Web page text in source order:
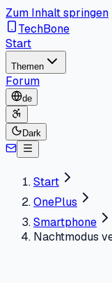
Zum Inhalt springen
TechBone
Start
Themen
Forum
de
Dark
Start
OnePlus
Smartphone
Nachtmodus